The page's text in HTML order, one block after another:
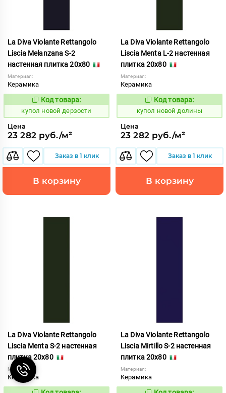
La Diva Violante Rettangolo
Liscia Melanzana S-2
настенная плитка 20x80
Материал:
Керамика
851895
Код товара:
купол новой дерзости
Цена
23 282 руб./м²
Заказ в 1 клик
В корзину
La Diva Violante Rettangolo
Liscia Menta L-2 настенная
плитка 20x80
Материал:
Керамика
851896
Код товара:
купол новой долины
Цена
23 282 руб./м²
Заказ в 1 клик
В корзину
La Diva Violante Rettangolo
Liscia Menta S-2 настенная
плитка 20x80
Материал:
Керамика
La Diva Violante Rettangolo
Liscia Mirtillo S-2 настенная
плитка 20x80
Материал:
Керамика